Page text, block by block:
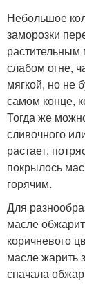
Небольшое
заморозки
слабом огне,
мягкой, но не
самом конце,
Тогда же
сливочного
растает,
покрылось
горячим.
Для
масле
коричневого
масле жарить
сначала